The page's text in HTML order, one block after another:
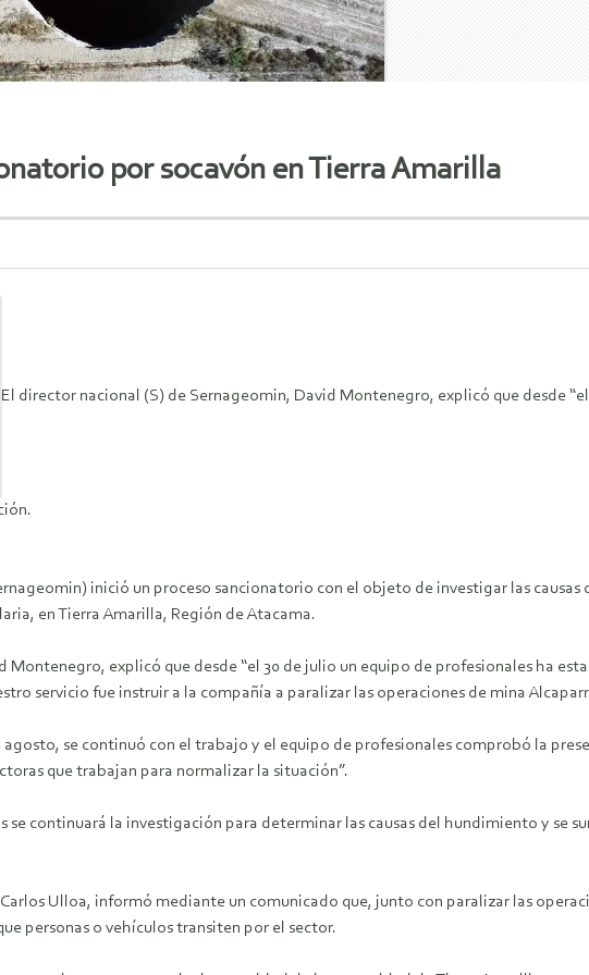
por socavón en Tierra Amarilla
El director nacional (S) de Sernageomin, David Montenegro, explicó que desde
inició un proceso sancionatorio con el objeto de investigar las
en Tierra Amarilla, Región de Atacama.
Montenegro, explicó que desde “el 30 de julio un equipo de profesionales ha
servicio fue instruir a la compañía a paralizar las operaciones de mina
se continuó con el trabajo y el equipo de profesionales comprobó la
que trabajan para normalizar la situación”.
se continuará la investigación para determinar las causas del hundimiento y se
Ulloa, informó mediante un comunicado que, junto con paralizar las
personas o vehículos transiten por el sector.